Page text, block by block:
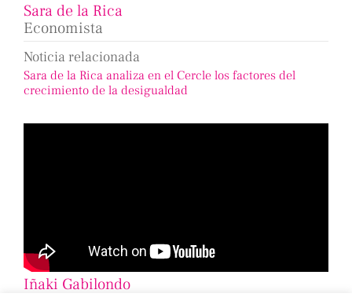
Sara de la Rica
Economista
Noticia relacionada
Sara de la Rica analiza en el Cercle los factores del
crecimiento de la desigualdad
Iñaki Gabilondo